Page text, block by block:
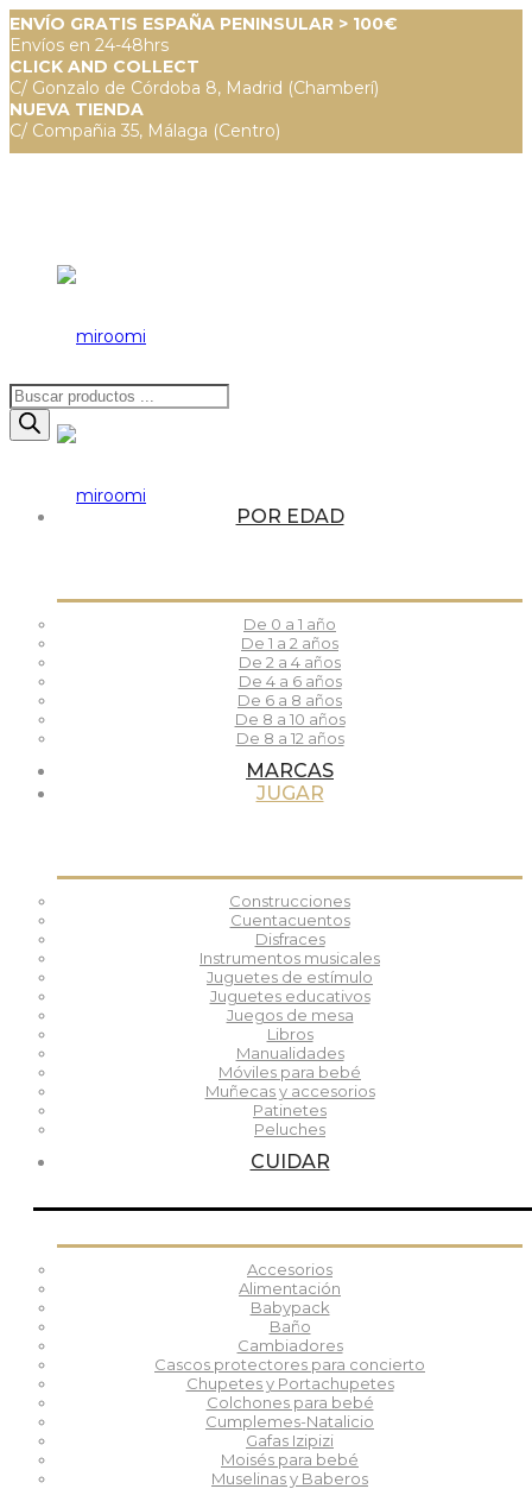
ENVÍO GRATIS ESPAÑA PENINSULAR > 100€
Envíos en 24-48hrs
CLICK AND COLLECT
C/ Gonzalo de Córdoba 8, Madrid (Chamberí)
NUEVA TIENDA
C/ Compañia 35, Málaga (Centro)
Búsqueda
de
productos
POR EDAD
De 0 a 1 año
De 1 a 2 años
De 2 a 4 años
De 4 a 6 años
De 6 a 8 años
De 8 a 10 años
De 8 a 12 años
MARCAS
JUGAR
Construcciones
Cuentacuentos
Disfraces
Instrumentos musicales
Juguetes de estímulo
Juguetes educativos
Juegos de mesa
Libros
Manualidades
Móviles para bebé
Muñecas y accesorios
Patinetes
Peluches
CUIDAR
Accesorios
Alimentación
Babypack
Baño
Cambiadores
Cascos protectores para concierto
Chupetes y Portachupetes
Colchones para bebé
Cumplemes-Natalicio
Gafas Izipizi
Moisés para bebé
Muselinas y Baberos